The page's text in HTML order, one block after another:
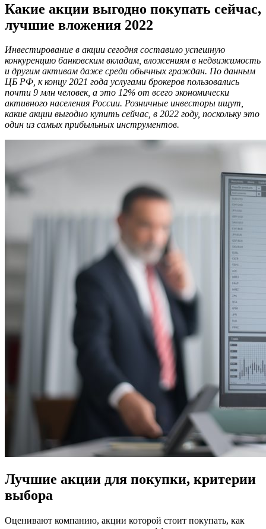
Какие акции выгодно покупать сейчас,
лучшие вложения 2022
Инвестирование в акции сегодня составило успешную
конкуренцию банковским вкладам, вложениям в недвижимость
и другим активам даже среди обычных граждан. По данным
ЦБ РФ, к концу 2021 года услугами брокеров пользовались
почти 9 млн человек, а это 12% от всего экономически
активного населения России. Розничные инвесторы ищут,
какие акции выгодно купить сейчас, в 2022 году, поскольку это
один из самых прибыльных инструментов.
Лучшие акции для покупки, критерии
выбора
Оценивают компанию, акции которой стоит покупать, как